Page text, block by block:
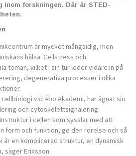
forskningen. Där är STED-
är mycket mångsidig, men
hälsa. Cellstress och
teman, vilket i sin tur leder vidare in på
degenerativa processer i olika
vid Åbo Akademi, har ägnat sin
och cytoskelettsignalering.
i cellen som sysslar med att
form och funktion, ge den rörelse och så
en komplicerad struktur, en dynamisk
säger Eriksson.